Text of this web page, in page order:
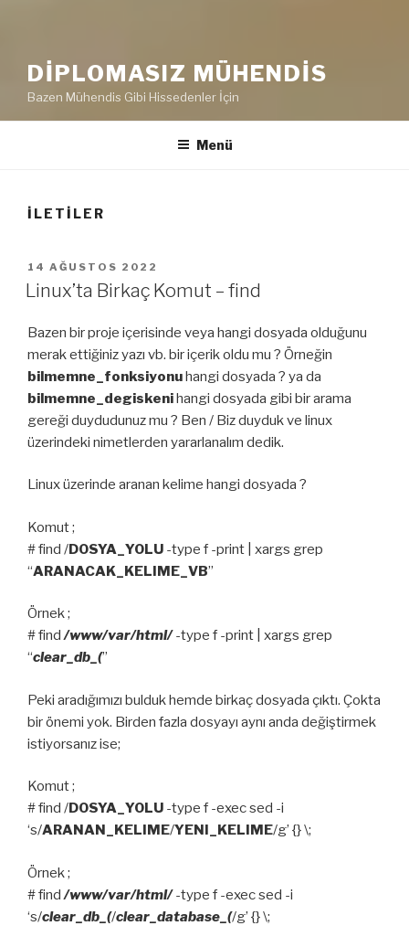
DIPLOMASIZ MÜHENDIS
Bazen Mühendis Gibi Hissedenler İçin
Menü
İLETILER
YAYIM
TARIHI
14 AĞUSTOS 2022
Linux’ta Birkaç Komut – find
Bazen bir proje içerisinde veya hangi dosyada olduğunu
merak ettiğiniz yazı vb. bir içerik oldu mu ? Örneğin
bilmemne_fonksiyonuhangi dosyada ? ya da
bilmemne_degiskenihangi dosyada gibi bir arama
gereği duydudunuz mu ? Ben / Biz duyduk ve linux
üzerindeki nimetlerden yararlanalım dedik.
Linux üzerinde aranan kelime hangi dosyada ?
Komut ;
# find /DOSYA_YOLU -type f -print | xargs grep
“ARANACAK_KELIME_VB”
Örnek ;
# find/www/var/html/-type f -print | xargs grep
“clear_db_(”
Peki aradığımızı bulduk hemde birkaç dosyada çıktı. Çokta
bir önemi yok. Birden fazla dosyayı aynı anda değiştirmek
istiyorsanız ise;
Komut ;
# find /DOSYA_YOLU -type f -exec sed -i
‘s/ARANAN_KELIME/YENI_KELIME/g’ {} \;
Örnek ;
# find/www/var/html/-type f -exec sed -i
‘s/clear_db_(/clear_database_(/g’ {} \;